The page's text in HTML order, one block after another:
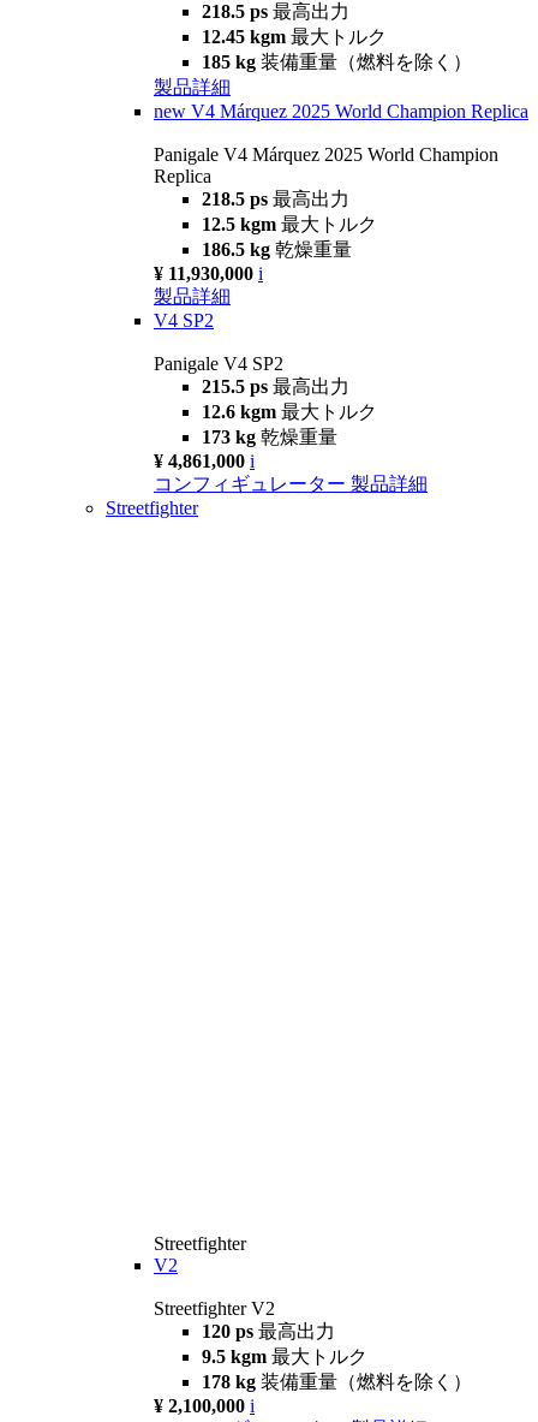
218.5 ps 最高出力
12.45 kgm 最大トルク
185 kg 装備重量（燃料を除く）
製品詳細
new V4 Márquez 2025 World Champion Replica
Panigale V4 Márquez 2025 World Champion
Replica
218.5 ps 最高出力
12.5 kgm 最大トルク
186.5 kg 乾燥重量
¥ 11,930,000 i
製品詳細
V4 SP2
Panigale V4 SP2
215.5 ps 最高出力
12.6 kgm 最大トルク
173 kg 乾燥重量
¥ 4,861,000 i
コンフィギュレーター 製品詳細
Streetfighter
Streetfighter
V2
Streetfighter V2
120 ps 最高出力
9.5 kgm 最大トルク
178 kg 装備重量（燃料を除く）
¥ 2,100,000 i